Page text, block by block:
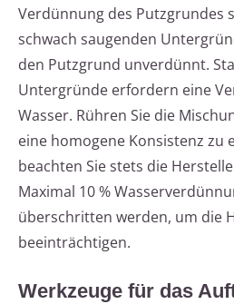
Verdünnung des Putzgrundes
schwach saugenden
den Putzgrund unverdünnt.
Untergründe erfordern eine
Wasser. Rühren Sie die
eine homogene Konsistenz zu
beachten Sie stets die
Maximal 10 %
überschritten werden, um die
beeinträchtigen.
Werkzeuge für das